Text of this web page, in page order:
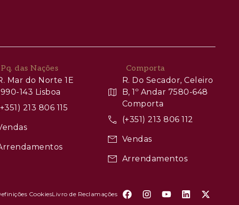
Pq. das Nações
Mar do Norte 1E
143 Lisboa
213 806 115
Comporta
R. Do Secador, Celeiro
B, 1º Andar 7580-648
Comporta
(+351) 213 806 112
Vendas
Arrendamentos
CookiesLivro de Reclamações